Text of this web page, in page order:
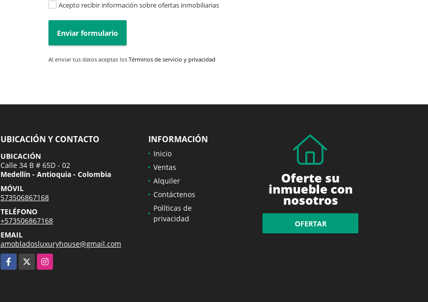
Acepto recibir información sobre ofertas inmobiliarias
Enviar formulario
Al enviar tus datos aceptas los Términos de servicio y privacidad
UBICACIÓN Y CONTACTO
UBICACIÓN
Calle 34 B # 65D - 02
Medellín - Antioquia - Colombia
MÓVIL
573506867168
TELÉFONO
+573506867168
EMAIL
amobladosluxuryhouse@gmail.com
Facebook
Instagram
INFORMACIÓN
Inicio
Ventas
Alquiler
Contáctenos
Políticas de
privacidad
Oferte su
inmueble con
nosotros
OFERTAR